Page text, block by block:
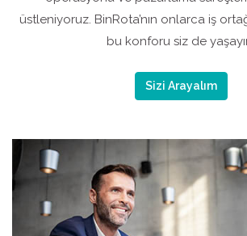
üstleniyoruz. BinRota’nın onlarca iş
bu konforu siz de
Sizi Arayalım